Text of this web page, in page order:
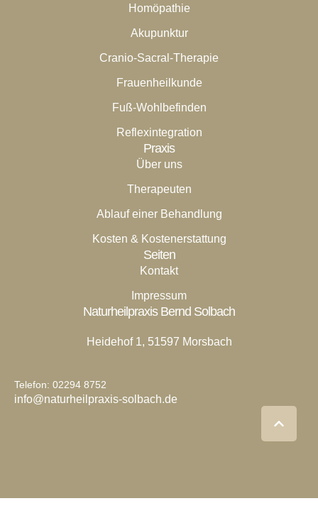
Homöpathie
Akupunktur
Cranio-Sacral-Therapie
Frauenheilkunde
Fuß-Wohlbefinden
Reflexintegration
Praxis
Über uns
Therapeuten
Ablauf einer Behandlung
Kosten & Kostenerstattung
Seiten
Kontakt
Impressum
Naturheilpraxis Bernd Solbach
Heidehof 1, 51597 Morsbach
Telefon: 02294 8752
info@naturheilpraxis-solbach.de